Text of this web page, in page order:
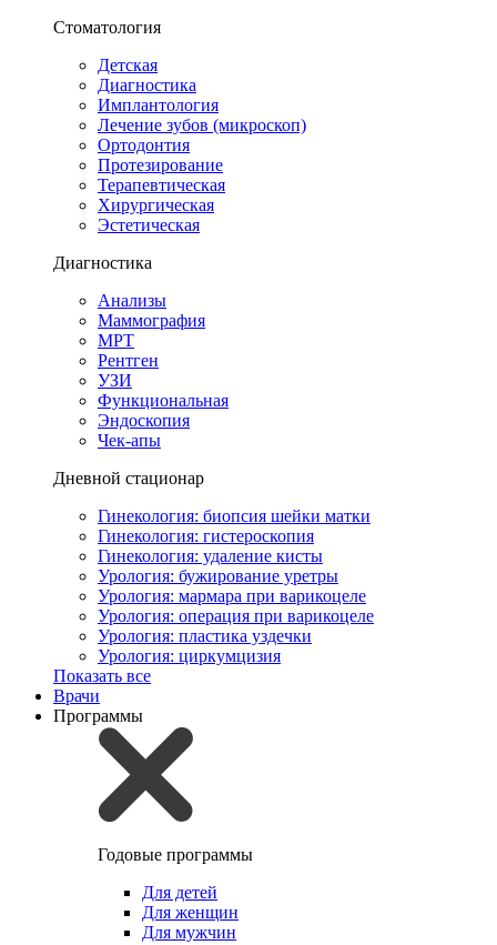
Стоматология
Детская
Диагностика
Имплантология
Лечение зубов (микроскоп)
Ортодонтия
Протезирование
Терапевтическая
Хирургическая
Эстетическая
Диагностика
Анализы
Маммография
МРТ
Рентген
УЗИ
Функциональная
Эндоскопия
Чек-апы
Дневной стационар
Гинекология: биопсия шейки матки
Гинекология: гистероскопия
Гинекология: удаление кисты
Урология: бужирование уретры
Урология: мармара при варикоцеле
Урология: операция при варикоцеле
Урология: пластика уздечки
Урология: циркумцизия
Показать все
Врачи
Программы
Годовые программы
Для детей
Для женщин
Для мужчин